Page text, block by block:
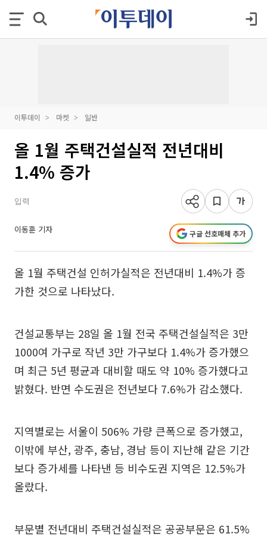
이투데이 마켓 일반
올 1월 주택건설실적 전년대비
1.4% 증가
입력
이동훈 기자 구글 선호매체 추가
올 1월 주택건설 인허가실적은 전년대비 1.4%가 증
가한 것으로 나타났다.
건설교통부는 28일 올 1월 전국 주택건설실적은 3만
1000여 가구로 작년 3만 가구보다 1.4%가 증가했으
며 최근 5년 평균과 대비할 때도 약 10% 증가했다고
밝혔다. 반면 수도권은 전년보다 7.6%가 감소했다.
지역별로는 서울이 506% 가량 큰폭으로 증가했고,
이밖에 부산, 광주, 충남, 경남 등이 지난해 같은 기간
보다 증가세를 나타낸 등 비수도권 지역은 12.5%가
올랐다.
부문별 전년대비 주택건설실적은 공공부문은 61.5%